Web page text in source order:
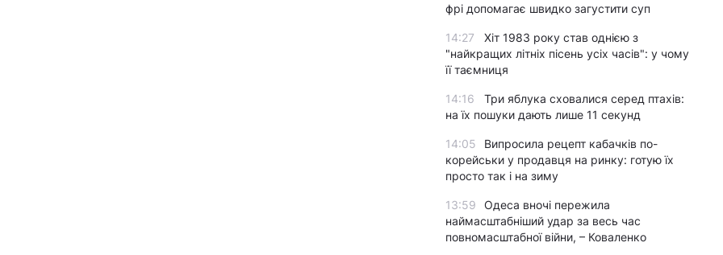
фрі допомагає швидко загустити суп
14:27
Хіт 1983 року став однією з
"найкращих літніх пісень усіх часів": у чому
її таємниця
14:16
Три яблука сховалися серед птахів:
на їх пошуки дають лише 11 секунд
14:05
Випросила рецепт кабачків по-
корейськи у продавця на ринку: готую їх
просто так і на зиму
13:59
Одеса вночі пережила
наймасштабніший удар за весь час
повномасштабної війни, – Коваленко